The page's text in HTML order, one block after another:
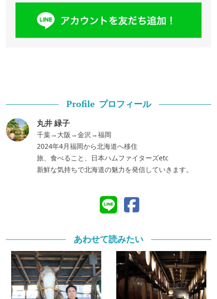
Profile プロフィール
丸井 緑子
千葉→大阪→金沢→福岡
2024年4月福岡から北海道へ移住
旅、食べること、日本ハムファイターズetc
新鮮な気持ちで北海道の魅力を発信していきます。
あわせて読みたい